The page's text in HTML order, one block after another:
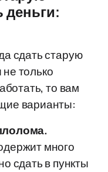
деньги:
сдать старую
только
то вам
варианты:
много
сдать в пункты